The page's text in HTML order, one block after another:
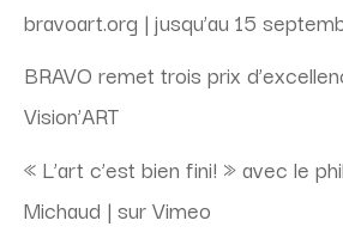
bravoart.org | jusqu’au 15
BRAVO remet trois prix
Vision’ART
« L’art c’est bien fini! » avec le
Michaud | sur Vimeo